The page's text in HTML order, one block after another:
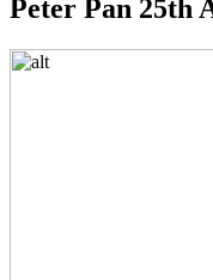
Peter Pan 25th